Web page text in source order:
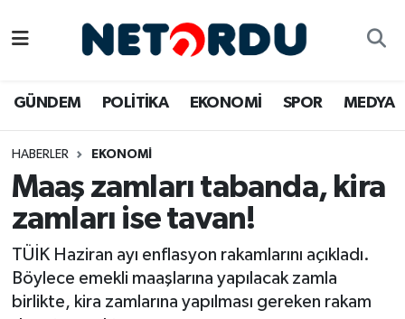
GÜNDEM POLİTİKA EKONOMİ SPOR MEDYA
HABERLER EKONOMİ
Maaş zamları tabanda, kira
zamları ise tavan!
TÜİK Haziran ayı enflasyon rakamlarını açıkladı.
Böylece emekli maaşlarına yapılacak zamla
birlikte, kira zamlarına yapılması gereken rakam
DÜNYA
EĞİTİM
EKONOMİ
EMLAK
Namaz Vakitleri
Trafik Durumu
Süper Lig Puan Durumu ve Fikstür
Tüm Manşetler